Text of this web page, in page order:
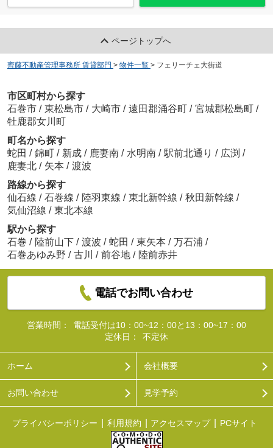
ページトップへ
齊藤不動産管理事務所 賃貸部門 > 物件一覧 > フェリーチェ大街道
市区町村から探す
石巻市 / 東松島市 / 大崎市 / 遠田郡涌谷町 / 宮城郡松島町 /
牡鹿郡女川町
町名から探す
蛇田 / 錦町 / 新成 / 鹿妻南 / 水明南 / 駅前北通り / 広渕 /
鹿妻北 / 矢本 / 渡波
路線から探す
仙石線 / 石巻線 / 陸羽東線 / 東北新幹線 / 秋田新幹線 /
気仙沼線 / 東北本線
駅から探す
石巻 / 陸前山下 / 渡波 / 蛇田 / 東矢本 / 万石浦 /
石巻あゆみ野 / 古川 / 前谷地 / 陸前赤井
電話でお問い合わせ
営業時間：
電話受付は10：00~12：00と13：00~17：00
定休日：
不定休
ホーム 会社概要
お問い合わせ 見学予約
プライバシーポリシー 利用規約 アクセスマップ PCサイト